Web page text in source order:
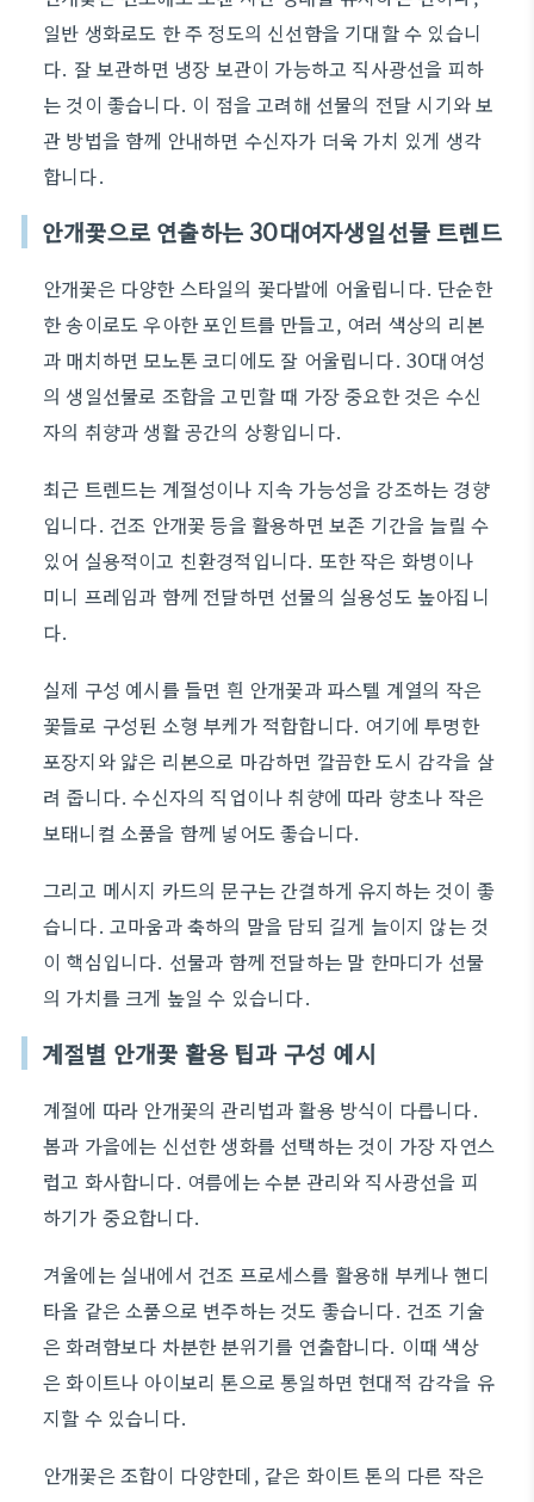
일반 생화로도 한 주 정도의 신선함을 기대할 수 있습니
다. 잘 보관하면 냉장 보관이 가능하고 직사광선을 피하
는 것이 좋습니다. 이 점을 고려해 선물의 전달 시기와 보
관 방법을 함께 안내하면 수신자가 더욱 가치 있게 생각
합니다.
안개꽃으로 연출하는 30대여자생일선물 트렌드
안개꽃은 다양한 스타일의 꽃다발에 어울립니다. 단순한
한 송이로도 우아한 포인트를 만들고, 여러 색상의 리본
과 매치하면 모노톤 코디에도 잘 어울립니다. 30대여성
의 생일선물로 조합을 고민할 때 가장 중요한 것은 수신
자의 취향과 생활 공간의 상황입니다.
최근 트렌드는 계절성이나 지속 가능성을 강조하는 경향
입니다. 건조 안개꽃 등을 활용하면 보존 기간을 늘릴 수
있어 실용적이고 친환경적입니다. 또한 작은 화병이나
미니 프레임과 함께 전달하면 선물의 실용성도 높아집니
다.
실제 구성 예시를 들면 흰 안개꽃과 파스텔 계열의 작은
꽃들로 구성된 소형 부케가 적합합니다. 여기에 투명한
포장지와 얇은 리본으로 마감하면 깔끔한 도시 감각을 살
려 줍니다. 수신자의 직업이나 취향에 따라 향초나 작은
보태니컬 소품을 함께 넣어도 좋습니다.
그리고 메시지 카드의 문구는 간결하게 유지하는 것이 좋
습니다. 고마움과 축하의 말을 담되 길게 늘이지 않는 것
이 핵심입니다. 선물과 함께 전달하는 말 한마디가 선물
의 가치를 크게 높일 수 있습니다.
계절별 안개꽃 활용 팁과 구성 예시
계절에 따라 안개꽃의 관리법과 활용 방식이 다릅니다.
봄과 가을에는 신선한 생화를 선택하는 것이 가장 자연스
럽고 화사합니다. 여름에는 수분 관리와 직사광선을 피
하기가 중요합니다.
겨울에는 실내에서 건조 프로세스를 활용해 부케나 핸디
타올 같은 소품으로 변주하는 것도 좋습니다. 건조 기술
은 화려함보다 차분한 분위기를 연출합니다. 이때 색상
은 화이트나 아이보리 톤으로 통일하면 현대적 감각을 유
지할 수 있습니다.
안개꽃은 조합이 다양한데, 같은 화이트 톤의 다른 작은